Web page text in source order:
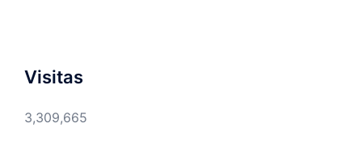
Visitas
3,309,665